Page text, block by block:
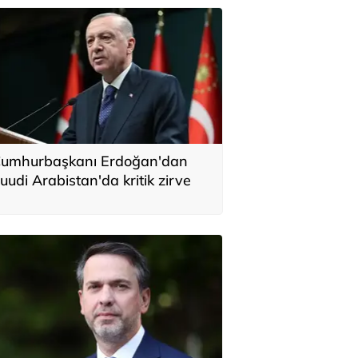
Erdoğan'dan
Arabistan'da kritik zirve